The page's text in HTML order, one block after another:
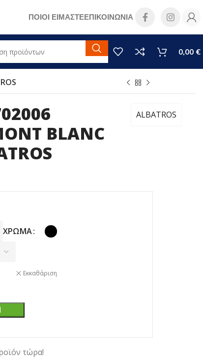
ΠΟΙΟΙ ΕΙΜΑΣΤΕΕΠΙΚΟΙΝΩΝΙΑ
0,00 €
BLANC
ALBATROS
ΧΡΏΜΑ
Εκκαθάριση
τώρα!